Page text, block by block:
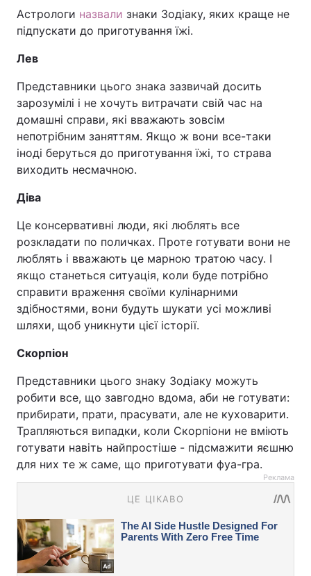
Астрологи назвали знаки Зодіаку, яких краще не
підпускати до приготування їжі.
Лев
Представники цього знака зазвичай досить
зарозумілі і не хочуть витрачати свій час на
домашні справи, які вважають зовсім
непотрібним заняттям. Якщо ж вони все-таки
іноді беруться до приготування їжі, то страва
виходить несмачною.
Діва
Це консервативні люди, які люблять все
розкладати по поличках. Проте готувати вони не
люблять і вважають це марною тратою часу. І
якщо станеться ситуація, коли буде потрібно
справити враження своїми кулінарними
здібностями, вони будуть шукати усі можливі
шляхи, щоб уникнути цієї історії.
Скорпіон
Представники цього знаку Зодіаку можуть
робити все, що завгодно вдома, аби не готувати:
прибирати, прати, прасувати, але не куховарити.
Трапляються випадки, коли Скорпіони не вміють
готувати навіть найпростіше - підсмажити яєшню
для них те ж саме, що приготувати фуа-гра.
Реклама